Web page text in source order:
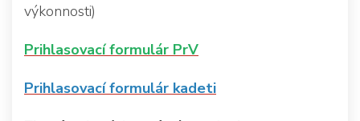
výkonnosti)
Prihlasovací formulár PrV
Prihlasovací formulár kadeti